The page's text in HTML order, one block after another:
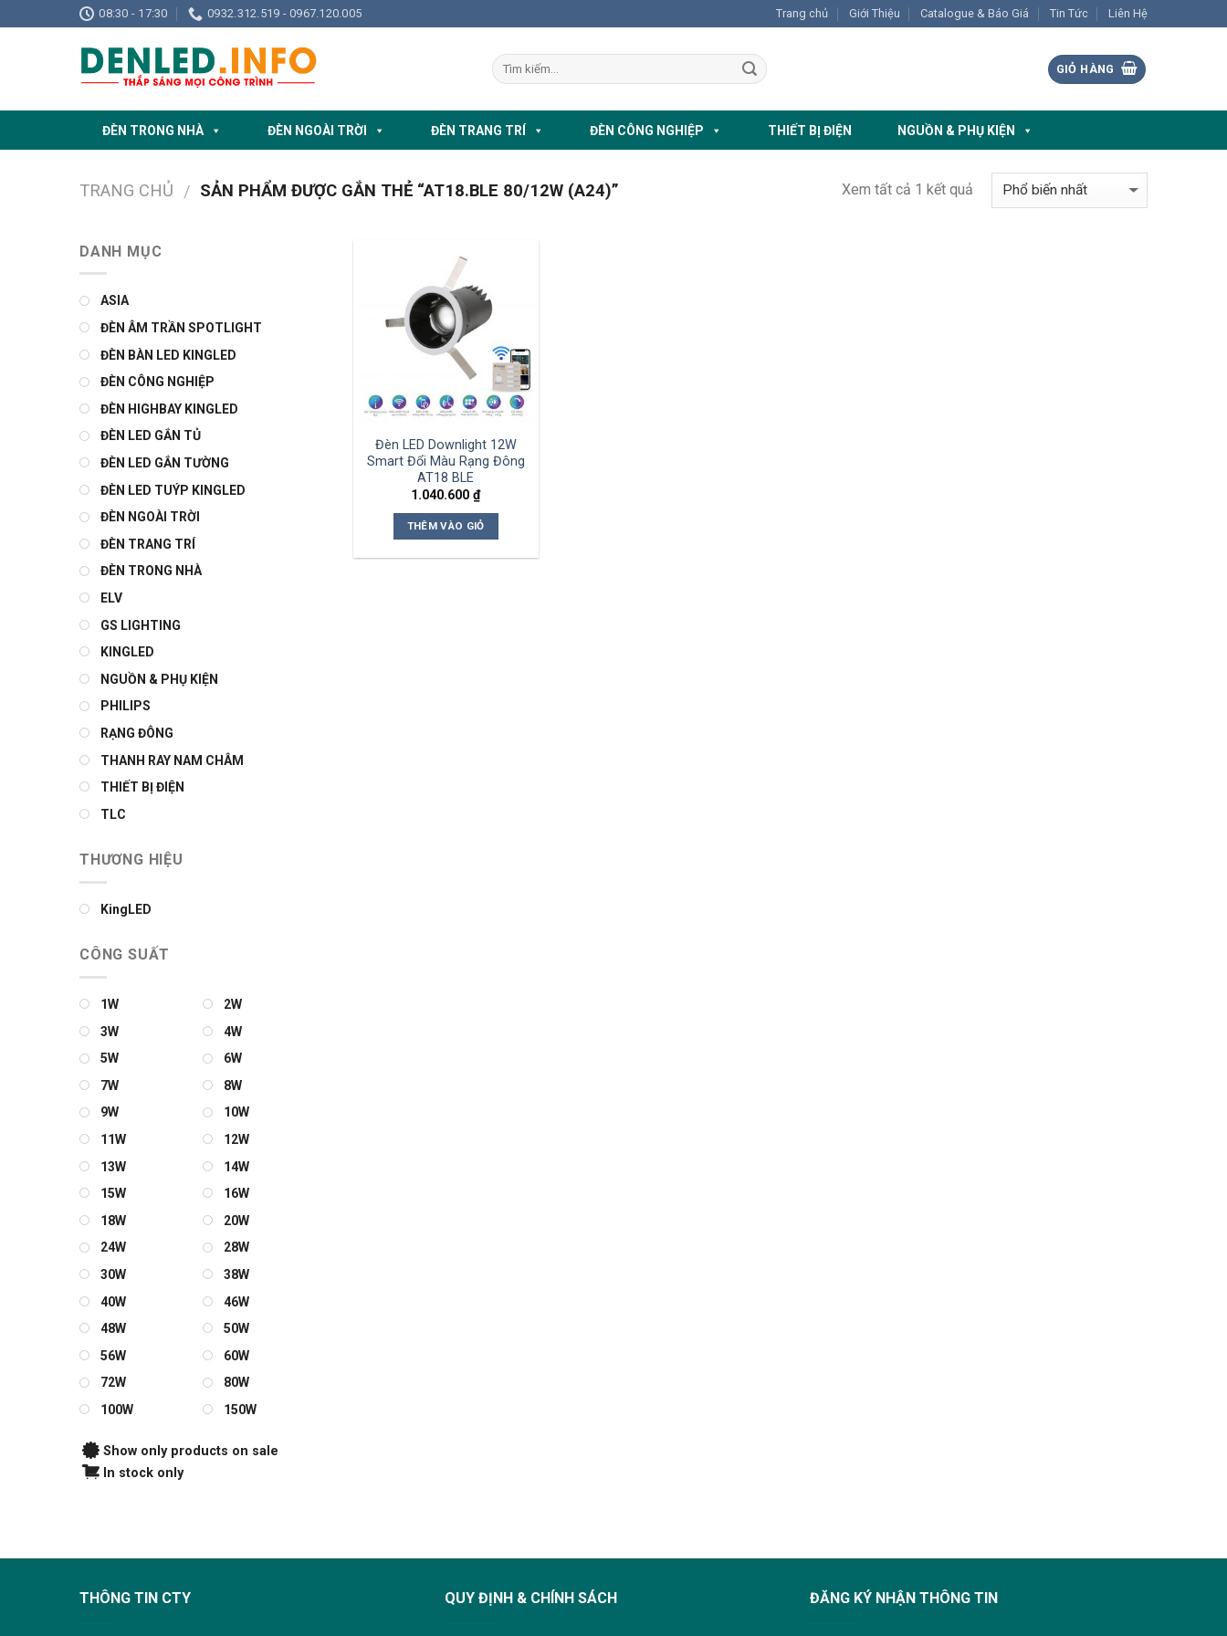
to
08:30 - 17:30 0932.312.519 - 0967.120.005 Trang chủ Giới Thiệu Catalogue & Báo Giá Tin Tức Liên Hệ
GIỎ HÀNG
ĐÈN TRONG NHÀ ĐÈN NGOÀI TRỜI ĐÈN TRANG TRÍ ĐÈN CÔNG NGHIỆP THIẾT BỊ ĐIỆN NGUỒN & PHỤ KIỆN
TRANG CHỦ / SẢN PHẨM ĐƯỢC GẮN THẺ “AT18.BLE 80/12W (A24)” Xem tất cả 1 kết quả
DANH MỤC
ASIA
ĐÈN ÂM TRẦN SPOTLIGHT
ĐÈN BÀN LED KINGLED
ĐÈN CÔNG NGHIỆP
ĐÈN HIGHBAY KINGLED
ĐÈN LED GẮN TỦ
ĐÈN LED GẮN TƯỜNG
ĐÈN LED TUÝP KINGLED
ĐÈN NGOÀI TRỜI
ĐÈN TRANG TRÍ
ĐÈN TRONG NHÀ
ELV
GS LIGHTING
KINGLED
NGUỒN & PHỤ KIỆN
PHILIPS
RẠNG ĐÔNG
THANH RAY NAM CHÂM
THIẾT BỊ ĐIỆN
TLC
THƯƠNG HIỆU
KingLED
CÔNG SUẤT
1W
2W
3W
4W
5W
6W
7W
8W
9W
10W
11W
12W
13W
14W
15W
16W
18W
20W
24W
28W
30W
38W
40W
46W
48W
50W
56W
60W
72W
80W
100W
150W
Show only products on sale
In stock only
Đèn LED Downlight 12W
Smart Đổi Màu Rạng Đông
AT18 BLE
1.040.600₫
THÊM VÀO GIỎ
THÔNG TIN CTY QUY ĐỊNH & CHÍNH SÁCH ĐĂNG KÝ NHẬN THÔNG TIN